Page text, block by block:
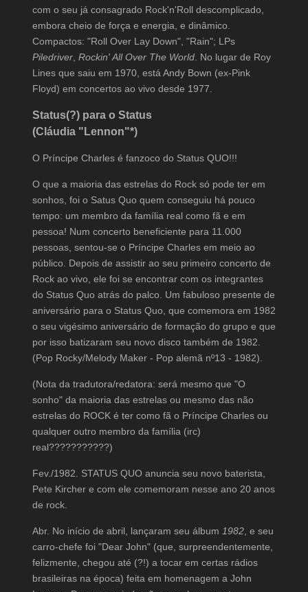
com o seu já consagrado Rock'n'Roll descomplicado,
embora cheio de força e energia, e dinâmico.
Compactos: "Roll Over Lay Down", "Rain"; LPs
Piledriver, Rockin' All Over The World. No lugar de Roy
Lines que saiu em 1970, está Andy Bown (ex-Pink
Floyd) em concertos ao vivo desde 1977.
Status(?) para o Status
(Cláudia "Lennon"*)
O Príncipe Charles é fanzoco do Status QUO!!!
O que a maioria das estrelas do Rock só pode ter em
sonhos, foi o Satus Quo quem conseguiu há pouco
tempo: um membro da família real como fã e em
pessoa! Num concerto beneficiente para 11.000
pessoas, sentou-se o Príncipe Charles em meio ao
público. Depois de assistir ao seu primeiro concerto de
Rock ao vivo, ele foi se encontrar com os integrantes
do Status Quo atrás do palco. Um fabuloso presente de
aniversário para o Status Quo, que comemora em 1982
o seu vigésimo aniversário de formação do grupo e que
por isso batizaram seu novo disco também de 1982.
(Pop Rocky/Melody Maker - Pop alemã nº13 - 1982).
(Nota da tradutora/redatora: será mesmo que "O
sonho" da maioria das estrelas ou mesmo das não
estrelas do ROCK é ter como fã o Príncipe Charles ou
qualquer outro membro da família (irc)
real???????????)
Fev./1982. STATUS QUO anuncia seu novo baterista,
Pete Kircher e com ele comemoram nesse ano 20 anos
de rock.
Abr. No início de abril, lançaram seu álbum 1982, e seu
carro-chefe foi "Dear John" (que, surpreendentemente,
felizmente, chegou até (?!) a tocar em certas rádios
brasileiras na época) feita em homenagem a John